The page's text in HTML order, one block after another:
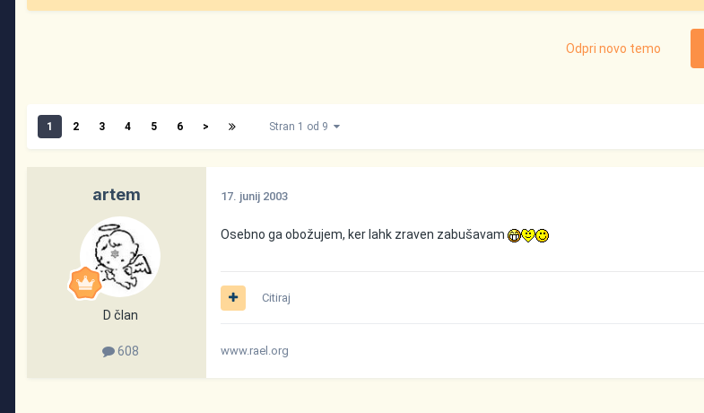
Odpri novo temo
1 2 3 4 5 6 > Stran 1 od 9
artem
D član
608
17. junij 2003
Osebno ga obožujem, ker lahk zraven zabušavam
Citiraj
www.rael.org